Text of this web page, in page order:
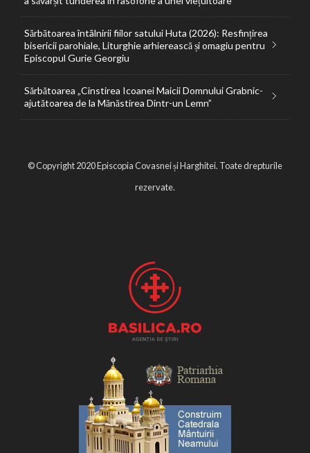
Sărbătoarea întâlnirii fiilor satului Huta (2026): Resfințirea
bisericii parohiale, Liturghie arhierească și omagiu pentru
Episcopul Gurie Georgiu
Sărbătoarea „Cinstirea Icoanei Maicii Domnului Grabnic-
ajutătoarea de la Mănăstirea Dintr-un Lemn”
© Copyright 2020 Episcopia Covasnei și Harghitei. Toate drepturile
rezervate.